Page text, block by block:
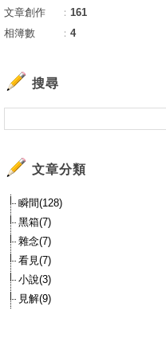
文章創作
： 161
相簿數
： 4
搜尋
文章分類
瞬間(128)
黑箱(7)
雜念(7)
看見(7)
小說(3)
見解(9)